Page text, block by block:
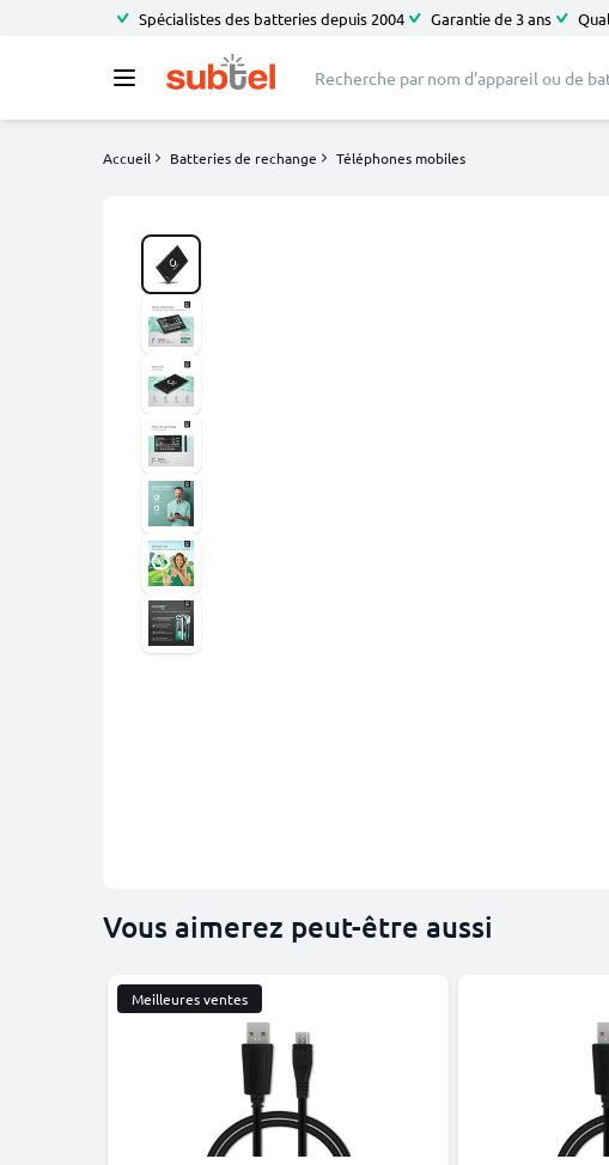
Spécialistes des batteries depuis 2004 Garantie de 3 ans
Accueil Batteries de rechange Téléphones mobiles
Vous aimerez peut-être aussi
Meilleures ventes